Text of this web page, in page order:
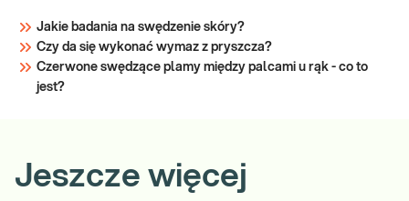
Jakie badania na swędzenie skóry?
Czy da się wykonać wymaz z pryszcza?
Czerwone swędzące plamy między palcami u rąk - co to
jest?
Jeszcze więcej